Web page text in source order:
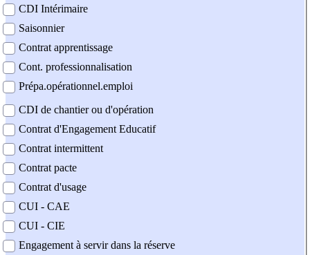
CDI Intérimaire
Saisonnier
Contrat apprentissage
Cont. professionnalisation
Prépa.opérationnel.emploi
CDI de chantier ou d'opération
Contrat d'Engagement Educatif
Contrat intermittent
Contrat pacte
Contrat d'usage
CUI - CAE
CUI - CIE
Engagement à servir dans la réserve